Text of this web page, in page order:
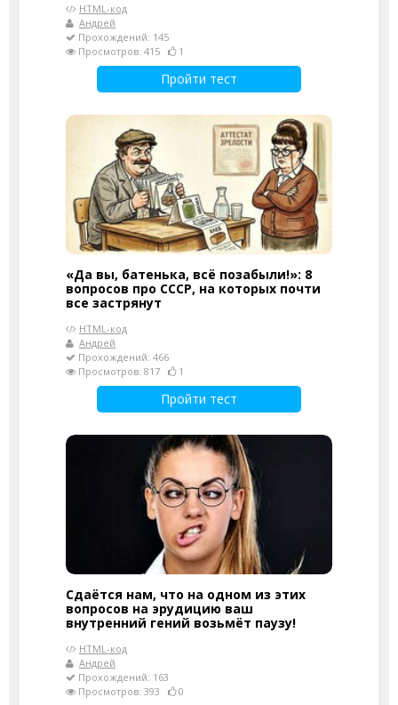
HTML-код
Андрей
Прохождений: 145
Просмотров: 415
1
Пройти тест
«Да вы, батенька, всё позабыли!»: 8
вопросов про СССР, на которых почти
все застрянут
HTML-код
Андрей
Прохождений: 466
Просмотров: 817
1
Пройти тест
Сдаётся нам, что на одном из этих
вопросов на эрудицию ваш
внутренний гений возьмёт паузу!
HTML-код
Андрей
Прохождений: 163
Просмотров: 393
0